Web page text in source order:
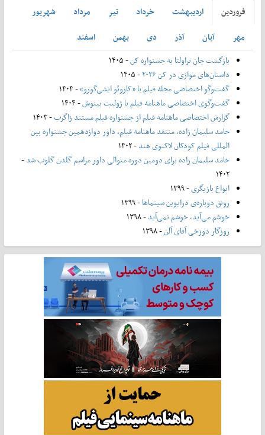
فروردين ارديبهشت خرداد تير مرداد
شهريور
مهر
آبان آذر دی بهمن
اسفند
بازگشت جان تراولتا به جشنواره کن- ۱۴۰۵
داستان‌های موازی در کن ۲۰۲۶
- ۱۴۰۵
گفت‌وگو اختصاصی مجله فیلم با «کازوئو ایشی‌گورو»- ۱۴۰۴
گفت‌وگوی اختصاصی ماهنامه فیلم با ژولیت بینوش- ۱۴۰۴
گزارش اختصاصی ماهنامه فیلم از جشنواره فیلم مستند زاگرب- ۱۴۰۳
حامد سلیمان زاده، منتقد ماهنامه فیلم، داور دوازدهمین جشنواره بین
المللی فیلم کودکان لاکنوی هند- ۱۴۰۲
حامد سلیمان زاده برای دومین دوره متوالی داور مراسم گلدن گلوب شد-
۱۴۰۲
انواع بازیگری- ۱۳۹۹
رونق دوباره‌ی درایوین سینماها- ۱۳۹۹
خوشم می‌آید، خوشم نمی‌آید- ۱۳۹۸
روزگار دوزخی آقای آلن- ۱۳۹۸